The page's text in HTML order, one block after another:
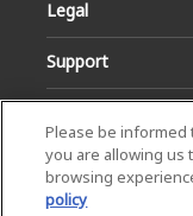
Legal
Support
Please be informed
you are allowing us
browsing
policy